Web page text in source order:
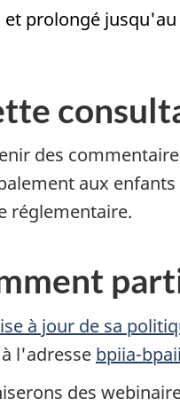
et prolongé jusqu'au
des
aux
réglementaire.
à jour de sa
l'adresse bpiia-
des